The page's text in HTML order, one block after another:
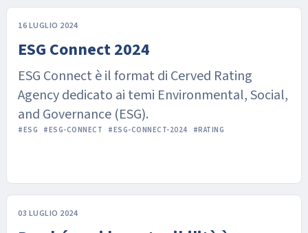
16 LUGLIO 2024
ESG Connect 2024
ESG Connect è il format di Cerved Rating
Agency dedicato ai temi Environmental, Social,
and Governance (ESG).
#ESG #ESG-CONNECT #ESG-CONNECT-2024 #RATING
03 LUGLIO 2024